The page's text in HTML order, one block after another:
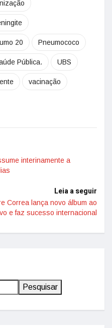
20 Pneumococo
Pública. UBS
vacinação
interinamente a
Leia a seguir
Correa lança novo álbum ao
e faz sucesso internacional
Pesquisar